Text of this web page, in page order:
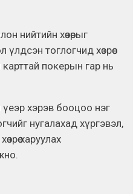
нийтийн хөзөрыг
тоглогчид хөзрөө
покерын гар нь
хэрэв бооцоо нэг
нугалахад хүргэвэл,
харуулах